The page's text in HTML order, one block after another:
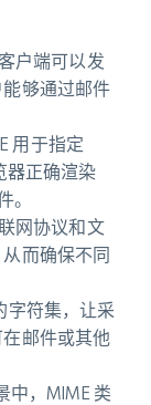
户端可以发
够通过邮件
用于指定
器正确渲染
。
网协议和文
而确保不同
字符集，让采
邮件或其他
中，MIME 类